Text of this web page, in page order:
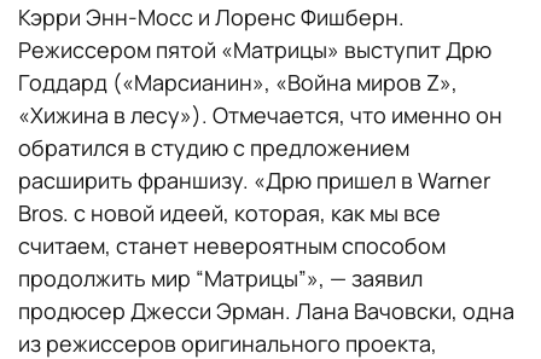
Кэрри Энн-Мосс и Лоренс Фишберн.
Режиссером пятой «Матрицы» выступит Дрю
Годдард («Марсианин», «Война миров Z»,
«Хижина в лесу»). Отмечается, что именно он
обратился в студию с предложением
расширить франшизу. «Дрю пришел в Warner
Bros. с новой идеей, которая, как мы все
считаем, станет невероятным способом
продолжить мир “Матрицы”», — заявил
продюсер Джесси Эрман. Лана Вачовски, одна
из режиссеров оригинального проекта,